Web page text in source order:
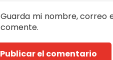
Guarda mi nombre, correo
comente.
Publicar el comentario